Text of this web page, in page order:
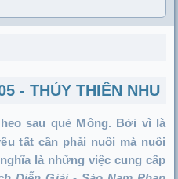
- THỦY THIÊN NHU
sau quẻ Mông. Bởi vì là
tất cần phải nuôi mà nuôi
là những việc cung cấp